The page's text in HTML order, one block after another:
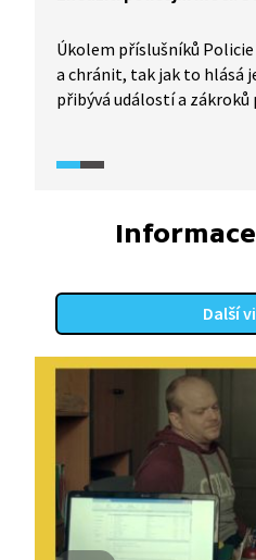
Úkolem příslušníků
a chránit, tak jak to hlásá
přibývá událostí a
z usedlosti Cibulka, kteří
tak na ně poslala
motorkář způsobil
z policistů si na něm vybil
nejedná jen o selháníDalší